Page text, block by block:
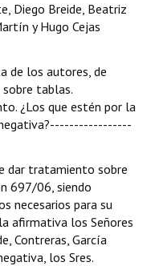
Diego Breide, Beatriz
y Hugo Cejas
de los autores, de
tablas.
¿Los que estén por la
dar tratamiento sobre
697/06, siendo
necesarios para su
afirmativa los Señores
Contreras, García
los Sres.